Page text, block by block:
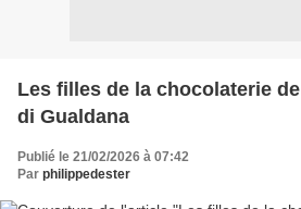
Les filles de la chocolaterie
di Gualdana
Publié le 21/02/2026 à 07:42
Par philippedester